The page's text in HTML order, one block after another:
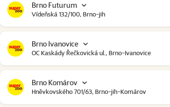
Brno Futurum
Vídeňská 132/100, Brno-jih
Brno Ivanovice
OC Kaskády Řečkovická ul., Brno-Ivanovice
Brno Komárov
Hněvkovského 701/63, Brno-jih-Komárov